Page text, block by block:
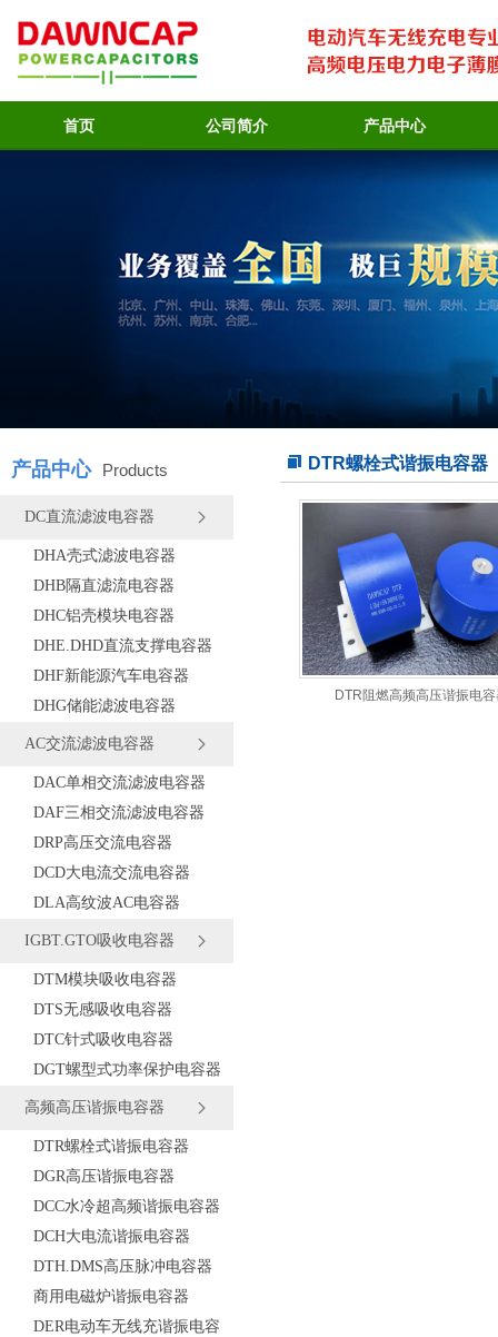
首页 公司简介 产品中心
产品中心 Products
DC直流滤波电容器
DHA壳式滤波电容器
DHB隔直滤流电容器
DHC铝壳模块电容器
DHE.DHD直流支撑电容器
DHF新能源汽车电容器
DHG储能滤波电容器
AC交流滤波电容器
DAC单相交流滤波电容器
DAF三相交流滤波电容器
DRP高压交流电容器
DCD大电流交流电容器
DLA高纹波AC电容器
IGBT.GTO吸收电容器
DTM模块吸收电容器
DTS无感吸收电容器
DTC针式吸收电容器
DGT螺型式功率保护电容器
高频高压谐振电容器
DTR螺栓式谐振电容器
DGR高压谐振电容器
DCC水冷超高频谐振电容器
DCH大电流谐振电容器
DTH.DMS高压脉冲电容器
商用电磁炉谐振电容器
DER电动车无线充谐振电容
DTR螺栓式谐振电容器
DTR阻燃高频高压谐振电